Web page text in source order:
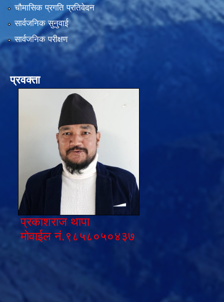
चौमासिक प्रगति प्रतिवेदन
सार्वजनिक सुनुवाई
सार्वजनिक परीक्षण
प्रवक्ता
प्रकाशराज थापा
मोवाईल नं.९८५८०५०४३७